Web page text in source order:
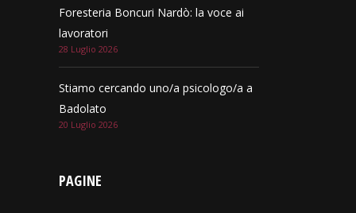
Foresteria Boncuri Nardò: la voce ai
lavoratori
28 Luglio 2026
Stiamo cercando uno/a psicologo/a a
Badolato
20 Luglio 2026
PAGINE